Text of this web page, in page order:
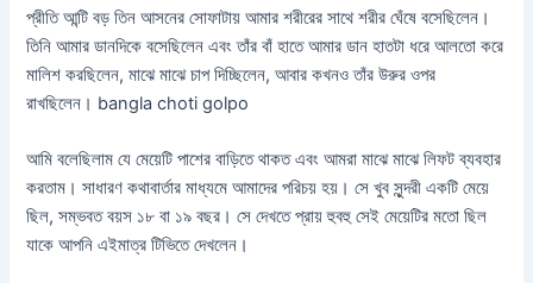
প্রীতি আন্টি বড় তিন আসনের সোফাটায় আমার শরীরের সাথে শরীর ঘেঁষে বসেছিলেন।
তিনি আমার ডানদিকে বসেছিলেন এবং তাঁর বাঁ হাতে আমার ডান হাতটা ধরে আলতো করে
মালিশ করছিলেন, মাঝে মাঝে চাপ দিচ্ছিলেন, আবার কখনও তাঁর উরুর ওপর
রাখছিলেন। bangla choti golpo
আমি বলেছিলাম যে মেয়েটি পাশের বাড়িতে থাকত এবং আমরা মাঝে মাঝে লিফট ব্যবহার
করতাম। সাধারণ কথাবার্তার মাধ্যমে আমাদের পরিচয় হয়। সে খুব সুন্দরী একটি মেয়ে
ছিল, সম্ভবত বয়স ১৮ বা ১৯ বছর। সে দেখতে প্রায় হুবহু সেই মেয়েটির মতো ছিল
যাকে আপনি এইমাত্র টিভিতে দেখলেন।